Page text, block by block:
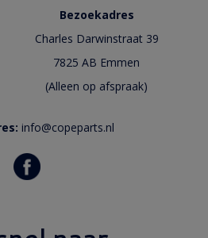
Bezoekadres
Charles Darwinstraat 39
7825 AB Emmen
(Alleen op afspraak)
info@copeparts.nl